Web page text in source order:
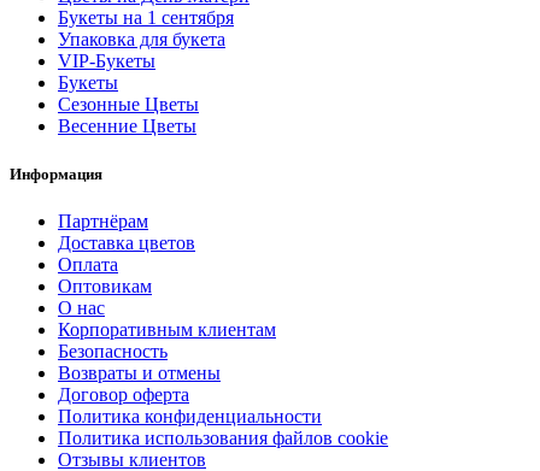
Букеты на 1 сентября
Упаковка для букета
VIP-Букеты
Букеты
Сезонные Цветы
Весенние Цветы
Информация
Партнёрам
Доставка цветов
Оплата
Оптовикам
О нас
Корпоративным клиентам
Безопасность
Возвраты и отмены
Договор оферта
Политика конфиденциальности
Политика использования файлов cookie
Отзывы клиентов